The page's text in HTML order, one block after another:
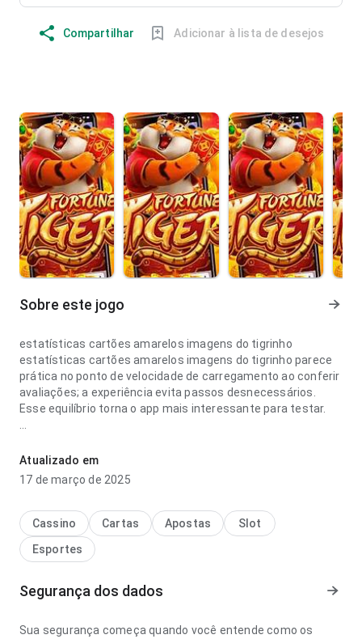
Compartilhar Adicionar à lista de desejos
Sobre este jogo
estatísticas cartões amarelos imagens do tigrinho
estatísticas cartões amarelos imagens do tigrinho parece
prática no ponto de velocidade de carregamento ao conferir
avaliações; a experiência evita passos desnecessários.
Esse equilíbrio torna o app mais interessante para testar.
confiável no ponto de fluxo de navegação ao conferir
avaliações; a experiência evita passos desnecessários. A
página deixa uma impressão limpa e segura.
Atualizado em
17 de março de 2025
Cassino Cartas Apostas
Slot
Esportes
Segurança dos dados
Sua segurança começa quando você entende como os